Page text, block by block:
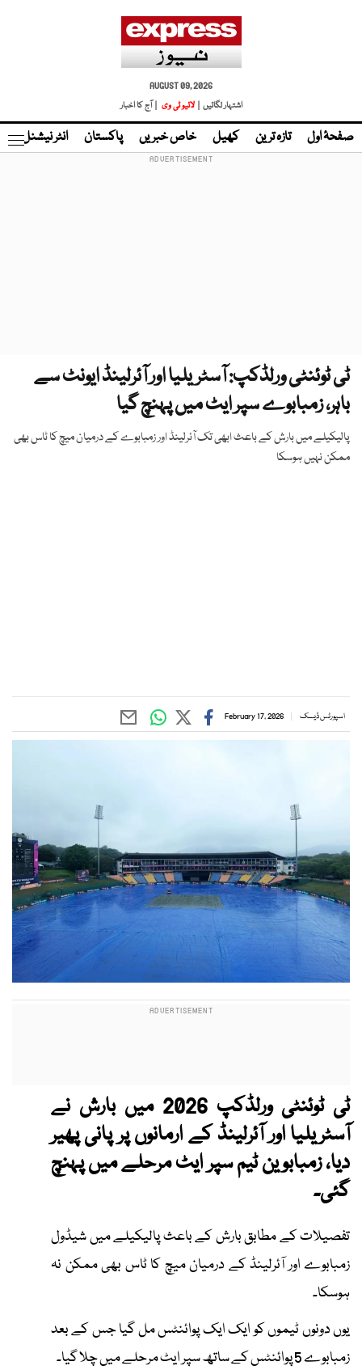
AUGUST 09, 2026
اشتہار لگائیں |
لائیو ٹی وی | آج کا اخبار
صفحۂ اول تازہ ترین کھیل خاص خبریں پاکستان انٹر نیشنل
ٹی ٹوئنٹی ورلڈکپ: آسٹریلیا اور آئرلینڈ ایونٹ سے
باہر، زمبابوے سپر ایٹ میں پہنچ گیا
پالیکیلے میں بارش کے باعث ابھی تک آئرلینڈ اور زمبابوے کے درمیان میچ کا ٹاس بھی
ممکن نہیں ہوسکا
اسپورٹس ڈیسک February 17, 2026
ٹی ٹوئنٹی ورلڈکپ 2026 میں بارش نے
آسٹریلیا اور آئرلینڈ کے ارمانوں پر پانی پھیر
دیا، زمبابوین ٹیم سپر ایٹ مرحلے میں پہنچ
گئی۔
تفصیلات کے مطابق بارش کے باعث پالیکیلے میں شیڈول
زمبابوے اور آئرلینڈ کے درمیان میچ کا ٹاس بھی ممکن نہ
ہوسکا۔
یوں دونوں ٹیموں کو ایک ایک پوائنٹس مل گیا جس کے بعد
زمبابوے 5 پوائنٹس کے ساتھ سپر ایٹ مرحلے میں چلا گیا۔